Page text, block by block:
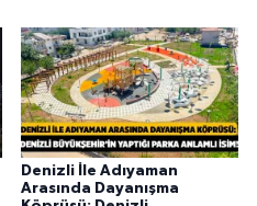
Denizli İle Adıyaman
Arasında Dayanışma